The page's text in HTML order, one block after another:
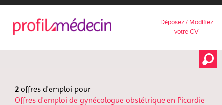
Déposez / Modifiez
votre CV
2 offres d'emploi pour
Offres d'emploi de gynécologue obstétrique en Picardie